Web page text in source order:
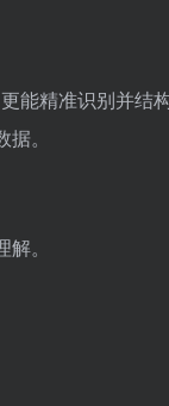
能精准识别并结
。
。